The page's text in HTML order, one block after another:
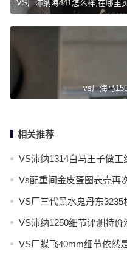
VS厂沛纳海441怎么样,在哪里
vs厂海马
相关推荐
VS沛纳1314白马王子做工
Vs配重间金皮蛋圈表壳再
VS厂三代黑水鬼丹东3235
VS沛纳1250细节评测特价
VS厂蝶飞40mm细节依然